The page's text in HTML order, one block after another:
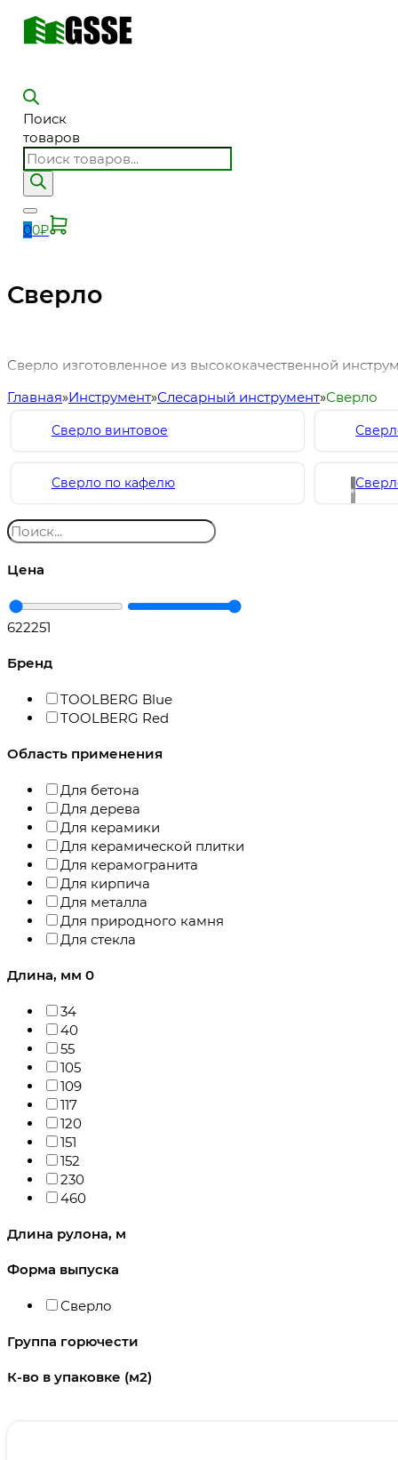
Поиск
товаров
00₽
Сверло
Сверло изготовленное из высококачественной
Главная Инструмент Слесарный инструмент Сверло
Сверло винтовое
Сверло по кафелю
Цена
622251
Бренд
TOOLBERG Blue
TOOLBERG Red
Область применения
Для бетона
Для дерева
Для керамики
Для керамической плитки
Для керамогранита
Для кирпича
Для металла
Для природного камня
Для стекла
Длина, мм 0
34
40
55
105
109
117
120
151
152
230
460
Длина рулона, м
Форма выпуска
Сверло
Группа горючести
К-во в упаковке (м2)